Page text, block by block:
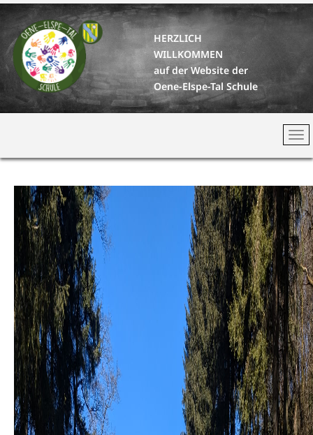
HERZLICH
WILLKOMMEN
auf der Website der
Oene-Elspe-Tal Schule